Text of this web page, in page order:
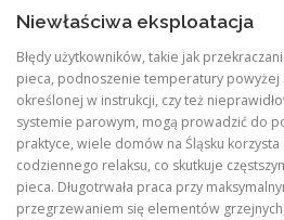
Niewłaściwa eksploatacja
Błędy użytkowników, takie jak
pieca, podnoszenie temperatury powyżej
określonej w instrukcji, czy też
systemie parowym, mogą prowadzić do
praktyce, wiele domów na Śląsku
codziennego relaksu, co skutkuje
pieca. Długotrwała praca przy
przegrzewaniem się elementów